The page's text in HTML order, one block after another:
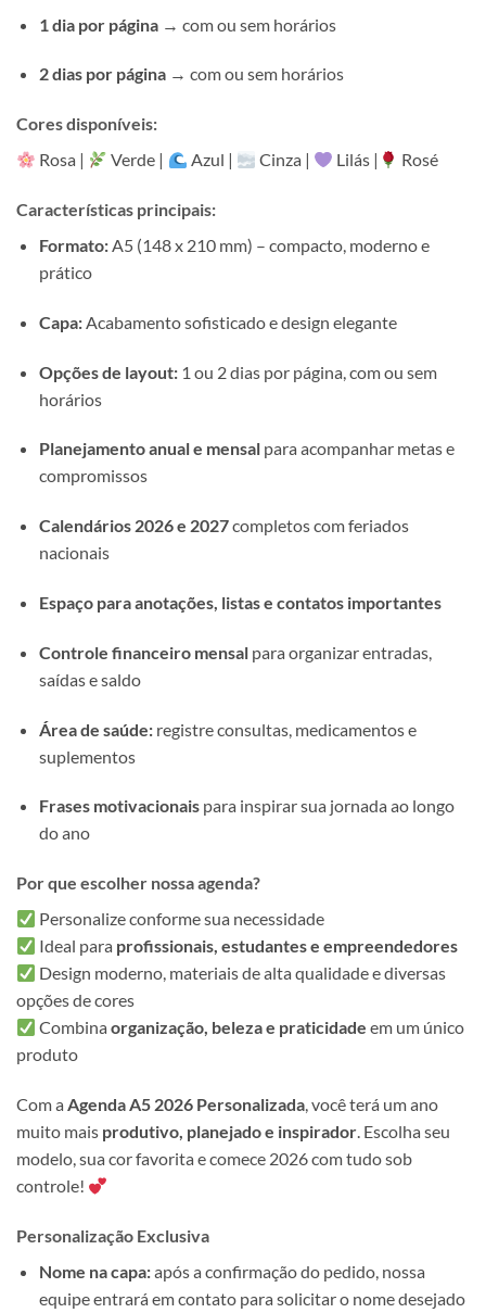
1 dia por página→ com ou sem horários
2 dias por página→ com ou sem horários
Cores disponíveis:
Rosa |
Verde | Azul | Cinza | Lilás | Rosé
Características principais:
Formato:A5 (148 x 210 mm) – compacto, moderno e
prático
Capa:Acabamento sofisticado e design elegante
Opções de layout:1 ou 2 dias por página, com ou sem
horários
Planejamento anual e mensalpara acompanhar metas e
compromissos
Calendários 2026 e 2027completos com feriados
nacionais
Espaço para anotações, listas e contatos importantes
Controle financeiro mensalpara organizar entradas,
saídas e saldo
Área de saúde:registre consultas, medicamentos e
suplementos
Frases motivacionaispara inspirar sua jornada ao longo
do ano
Por que escolher nossa agenda?
Personalize conforme sua necessidade
Ideal para profissionais, estudantes e empreendedores
Design moderno, materiais de alta qualidade e diversas
opções de cores
Combinaorganização, beleza e praticidade em um único
produto
Com a Agenda A5 2026 Personalizada, você terá um ano
muito mais produtivo, planejado e inspirador. Escolha seu
modelo, sua cor favorita e comece 2026 com tudo sob
controle!
Personalização Exclusiva
Nome na capa:após a confirmação do pedido, nossa
equipe entrará em contato para solicitar o nome desejado